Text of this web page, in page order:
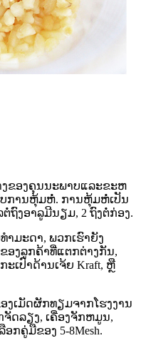
ຂອງຄຸນນະພາບແລະຂະຫ
ບການຫຸ້ມຫໍ່. ການຫຸ້ມຫໍ່ເປັນ
ຖົງອາລູມີນຽມ, 2 ຖົງຕໍ່ກ່ອງ.
ມະດາ, ພວກເຮົາຍັງ
ງລູກຄ້າທີ່ແຕກຕ່າງກັນ,
ະເປົາດ້ານເຈ້ຍ Kraft, ຫຼື
ເມັດຜັກທຽມຈາກໂຮງງານ
ຈັດລຽງ, ເຄື່ອງຈັກຫມູນ,
ອກຄູ່ມືຂອງ 5-8Mesh.